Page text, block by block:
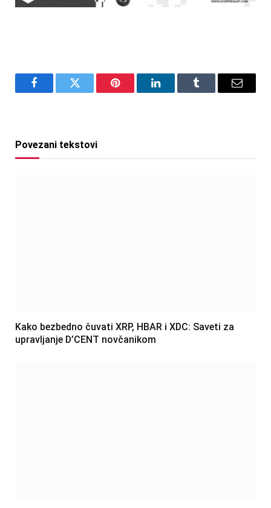
FacebookTwitter Pinterest LinkedInTumblr Email
Povezani tekstovi
Kako bezbedno čuvati XRP, HBAR i XDC: Saveti za
upravljanje D’CENT novčanikom